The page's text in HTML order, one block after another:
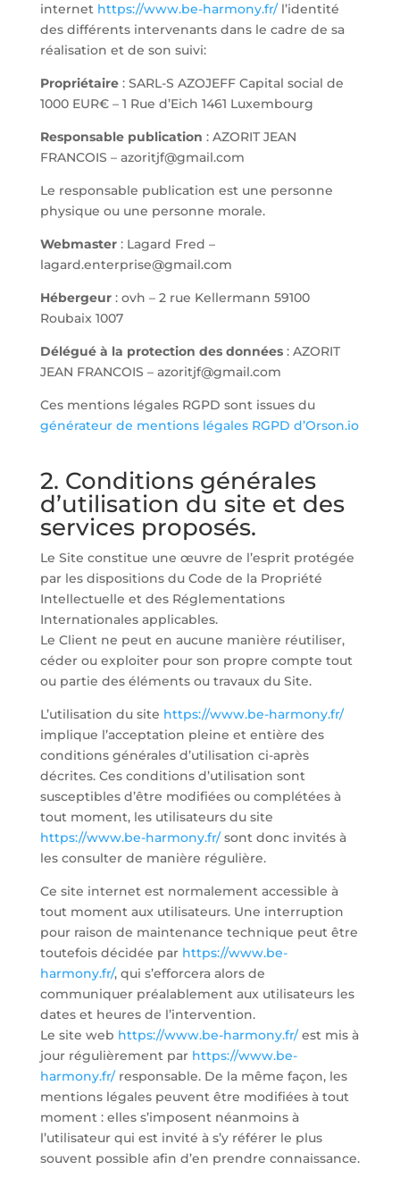
internet https://www.be-harmony.fr/l’identité
des différents intervenants dans le cadre de sa
réalisation et de son suivi:
Propriétaire: SARL-S AZOJEFF Capital social de
1000 EUR€ – 1 Rue d’Eich 1461 Luxembourg
Responsable publication : AZORIT JEAN
FRANCOIS – azoritjf@gmail.com
Le responsable publication est une personne
physique ou une personne morale.
Webmaster: Lagard Fred –
lagard.enterprise@gmail.com
Hébergeur: ovh – 2 rue Kellermann 59100
Roubaix 1007
Délégué à la protection des données: AZORIT
JEAN FRANCOIS – azoritjf@gmail.com
Ces mentions légales RGPD sont issues du
générateur de mentions légales RGPD d’Orson.io
2. Conditions générales
d’utilisation du site et des
services proposés.
Le Site constitue une œuvre de l’esprit protégée
par les dispositions du Code de la Propriété
Intellectuelle et des Réglementations
Internationales applicables.
Le Client ne peut en aucune manière réutiliser,
céder ou exploiter pour son propre compte tout
ou partie des éléments ou travaux du Site.
L’utilisation du site https://www.be-harmony.fr/
implique l’acceptation pleine et entière des
conditions générales d’utilisation ci-après
décrites. Ces conditions d’utilisation sont
susceptibles d’être modifiées ou complétées à
tout moment, les utilisateurs du site
https://www.be-harmony.fr/sont donc invités à
les consulter de manière régulière.
Ce site internet est normalement accessible à
tout moment aux utilisateurs. Une interruption
pour raison de maintenance technique peut être
toutefois décidée par https://www.be-
harmony.fr/, qui s’efforcera alors de
communiquer préalablement aux utilisateurs les
dates et heures de l’intervention.
Le site web https://www.be-harmony.fr/est mis à
jour régulièrement par https://www.be-
harmony.fr/responsable. De la même façon, les
mentions légales peuvent être modifiées à tout
moment : elles s’imposent néanmoins à
l’utilisateur qui est invité à s’y référer le plus
souvent possible afin d’en prendre connaissance.